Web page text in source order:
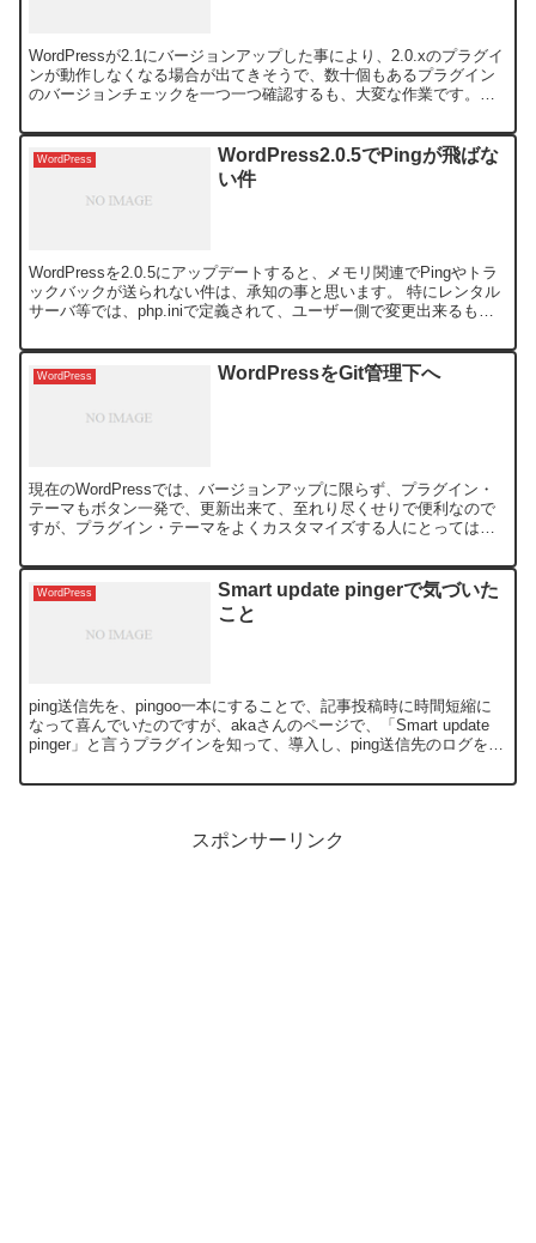
WordPressが2.1にバージョンアップした事により、2.0.xのプラグイ
ンが動作しなくなる場合が出てきそうで、数十個もあるプラグイン
のバージョンチェックを一つ一つ確認するも、大変な作業です。つ
WordPress
WordPress2.0.5でPingが飛ばな
い件
WordPressを2.0.5にアップデートすると、メモリ関連でPingやトラ
ックバックが送られない件は、承知の事と思います。 特にレンタル
サーバ等では、php.iniで定義されて、ユーザー側で変更出来るもの
WordPress WordPressをGit管理下へ
現在のWordPressでは、バージョンアップに限らず、プラグイン・
テーマもボタン一発で、更新出来て、至れり尽くせりで便利なので
すが、プラグイン・テーマをよくカスタマイズする人にとっては、
WordPress
Smart update pingerで気づいた
こと
ping送信先を、pingoo一本にすることで、記事投稿時に時間短縮に
なって喜んでいたのですが、akaさんのページで、「Smart update
pinger」と言うプラグインを知って、導入し、ping送信先のログを見
スポンサーリンク